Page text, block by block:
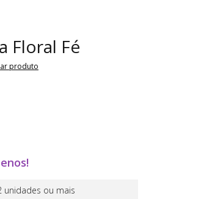
Floral Fé
produto
unidades ou mais